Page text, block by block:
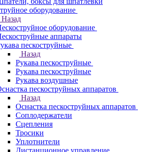
оборудование
Назад
оборудование
аппараты
пескоструйные
Назад
Рукава пескоструйные
Рукава пескоструйные
Рукава воздушные
пескоструйных аппаратов
Назад
Оснастка пескоструйных аппаратов
Соплодержатели
Сцепления
Тросики
Уплотнители
Дистанционное управление